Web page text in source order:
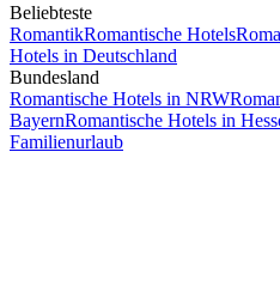
Beliebteste
RomantikRomantische Hotels
Hotels in Deutschland
Bundesland
Romantische Hotels in NRW
BayernRomantische Hotels in
Familienurlaub